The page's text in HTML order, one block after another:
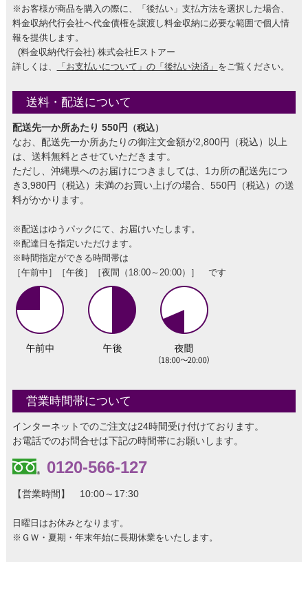
※お客様が商品を購入の際に、「後払い」支払方法を選択した場合、
料金収納代行会社へ代金債権を譲渡し料金収納に必要な範囲で個人情
報を提供します。
(料金収納代行会社) 株式会社Eストアー
詳しくは、
「お支払いについて」の「後払い決済」 をご覧ください。
送料・配送について
配送先一か所あたり 550円 （税込）
なお、配送先一か所あたりの御注文金額が2,800円（税込）以上
は、送料無料とさせていただきます。
ただし、沖縄県へのお届けにつきましては、1カ所の配送先につ
き3,980円（税込）未満のお買い上げの場合、550円（税込）の送
料がかかります。
※配送はゆうパックにて、お届けいたします。
※配達日を指定いただけます。
※時間指定ができる時間帯は
［午前中］［午後］［夜間（18:00～20:00）］ です
営業時間帯について
インターネットでのご注文は24時間受け付けております。
お電話でのお問合せは下記の時間帯にお願いします。
0120-566-127
【営業時間】 10:00～17:30
日曜日はお休みとなります。
※ＧＷ・夏期・年末年始に長期休業をいたします。